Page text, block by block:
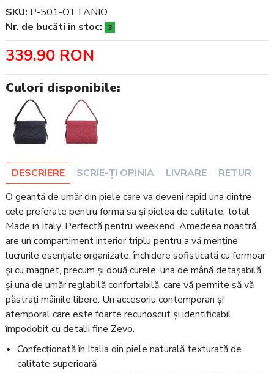
Culori disponibile:
DESCRIERE SCRIE-ȚI OPINIA LIVRARE
RETUR
O geantă de umăr din piele care va deveni rapid una dintre
cele preferate pentru forma sa și pielea de calitate, total
Made in Italy. Perfectă pentru weekend, Amedeea noastră
are un compartiment interior triplu pentru a vă menține
lucrurile esențiale organizate, închidere sofisticată cu fermoar
și cu magnet, precum și două curele, una de mână detașabilă
și una de umăr reglabilă confortabilă, care vă permite să vă
păstrați mâinile libere. Un accesoriu contemporan și
atemporal care este foarte recunoscut și identificabil,
împodobit cu detalii fine Zevo.
Confecționată în Italia din piele naturală texturată de
calitate superioară
SKU: P-501-OTTANIO
Nr. de bucăti în stoc:
3
339.90 RON